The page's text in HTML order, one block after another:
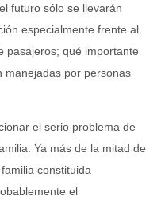
futuro sólo se llevarán
especialmente frente al
pasajeros; qué importante
manejadas por personas
el serio problema de
Ya más de la mitad de
constituida
el